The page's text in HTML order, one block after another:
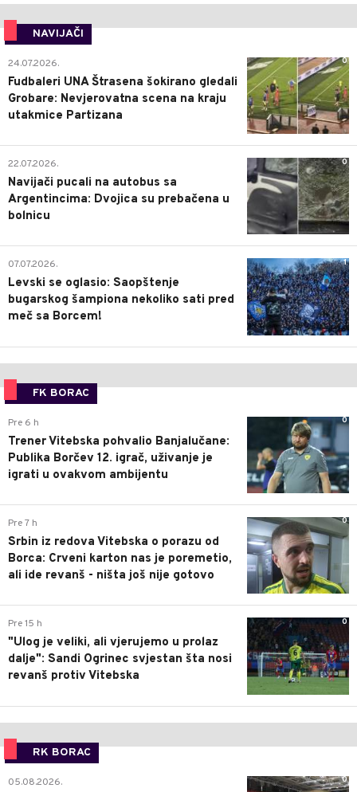
NAVIJAČI
0
24.07.2026.
Fudbaleri UNA Štrasena šokirano gledali
Grobare: Nevjerovatna scena na kraju
utakmice Partizana
0
22.07.2026.
Navijači pucali na autobus sa
Argentincima: Dvojica su prebačena u
bolnicu
1
07.07.2026.
Levski se oglasio: Saopštenje
bugarskog šampiona nekoliko sati pred
meč sa Borcem!
FK BORAC
0
Pre 6 h
Trener Vitebska pohvalio Banjalučane:
Publika Borčev 12. igrač, uživanje je
igrati u ovakvom ambijentu
0
Pre 7 h
Srbin iz redova Vitebska o porazu od
Borca: Crveni karton nas je poremetio,
ali ide revanš - ništa još nije gotovo
0
Pre 15 h
"Ulog je veliki, ali vjerujemo u prolaz
dalje": Sandi Ogrinec svjestan šta nosi
revanš protiv Vitebska
RK BORAC
0
05.08.2026.